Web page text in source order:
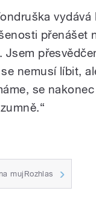
přenášet
Jsem
nemusí líbit,
se
mujRozhlas